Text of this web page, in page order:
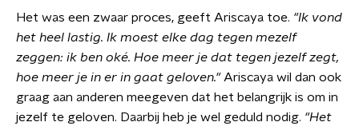
Het was een zwaar proces, geeft Ariscaya toe. "Ik vond
het heel lastig. Ik moest elke dag tegen mezelf
zeggen: ik ben oké. Hoe meer je dat tegen jezelf zegt,
hoe meer je in er in gaat geloven." Ariscaya wil dan ook
graag aan anderen meegeven dat het belangrijk is om in
jezelf te geloven. Daarbij heb je wel geduld nodig. "Het